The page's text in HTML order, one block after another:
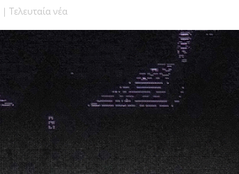
| Τελευταία νέα